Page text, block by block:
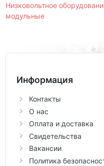
Низковольтное
модульные
Информация
Контакты
О нас
Оплата и доставка
Свидетельства
Вакансии
Политика